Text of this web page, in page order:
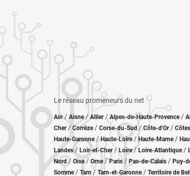
Le réseau promeneurs du net
Ain/ Aisne/Allier/ Alpes-de-Haute-Provence /
Cher / Corrèze/ Corse-du-Sud /Côte-d'Or /
Haute-Garonne/Haute-Loire/ Haute-Marne/
Landes / Loir-et-Cher/ Loire/ Loire-Atlantique/
Nord / Oise / Orne/Paris / Pas-de-Calais / Puy-
Somme/ Tarn / Tarn-et-Garonne/ Territoire de